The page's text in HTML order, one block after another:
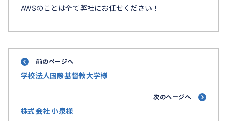
AWSのことは全て弊社にお任せください！
前のページへ
学校法人国際基督教大学様
次のページへ
株式会社 小泉様